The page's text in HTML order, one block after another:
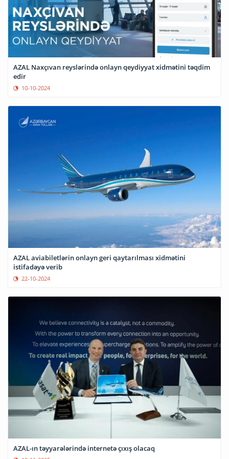
AZAL Naxçıvan reyslərində onlayn qeydiyyat xidmətini təqdim
edir
10-10-2024
AZAL aviabiletlərin onlayn geri qaytarılması xidmətini
istifadəyə verib
22-10-2024
AZAL-ın təyyarələrində internetə çıxış olacaq